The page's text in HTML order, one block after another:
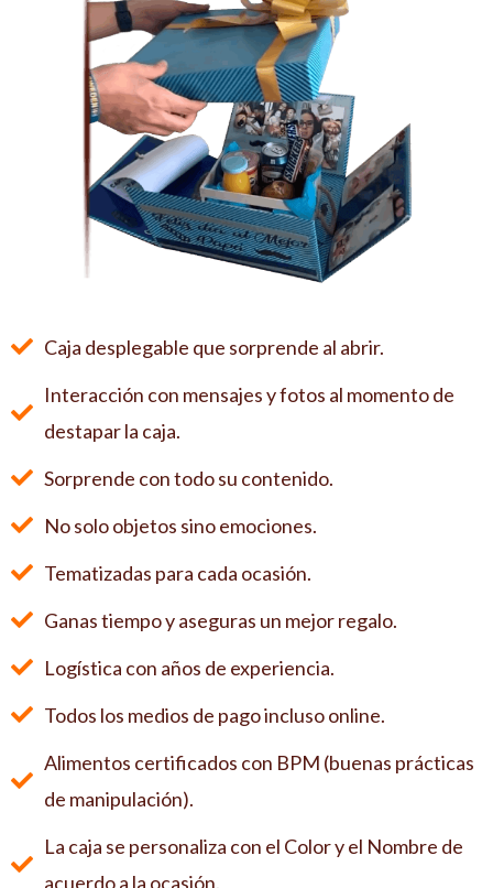
Caja desplegable que sorprende al abrir.
Interacción con mensajes y fotos al momento de
destapar la caja.
Sorprende con todo su contenido.
No solo objetos sino emociones.
Tematizadas para cada ocasión.
Ganas tiempo y aseguras un mejor regalo.
Logística con años de experiencia.
Todos los medios de pago incluso online.
Alimentos certificados con BPM (buenas prácticas
de manipulación).
La caja se personaliza con el Color y el Nombre de
acuerdo a la ocasión.